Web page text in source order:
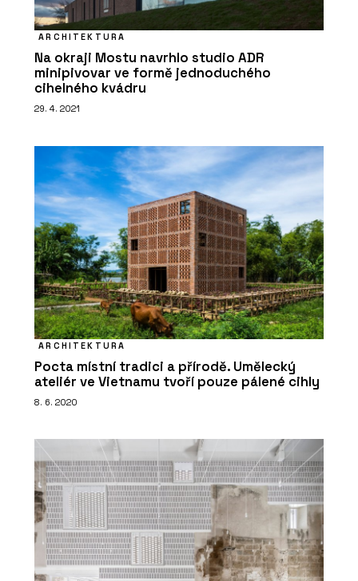
ARCHITEKTURA
Na okraji Mostu navrhlo studio ADR
minipivovar ve formě jednoduchého
cihelného kvádru
29. 4. 2021
ARCHITEKTURA
Pocta místní tradici a přírodě. Umělecký
ateliér ve Vietnamu tvoří pouze pálené cihly
8. 6. 2020